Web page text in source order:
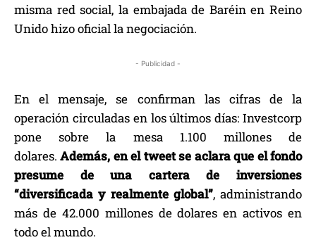
misma red social, la embajada de Baréin en Reino
Unido hizo oficial la negociación.
- Publicidad -
En el mensaje, se confirman las cifras de la
operación circuladas en los últimos días: Investcorp
pone sobre la mesa 1.100 millones de
dolares.Además, en el tweet se aclara que el fondo
presume de una cartera de inversiones
“diversificada y realmente global”, administrando
más de 42.000 millones de dolares en activos en
todo el mundo.